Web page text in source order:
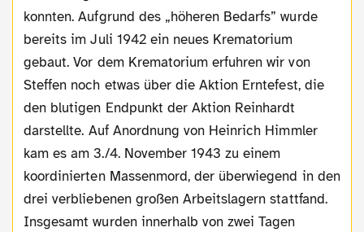
konnten. Aufgrund des „höheren Bedarfs” wurde
bereits im Juli 1942 ein neues Krematorium
gebaut. Vor dem Krematorium erfuhren wir von
Steffen noch etwas über die Aktion Erntefest, die
den blutigen Endpunkt der Aktion Reinhardt
darstellte. Auf Anordnung von Heinrich Himmler
kam es am 3./4. November 1943 zu einem
koordinierten Massenmord, der überwiegend in den
drei verbliebenen großen Arbeitslagern stattfand.
Insgesamt wurden innerhalb von zwei Tagen